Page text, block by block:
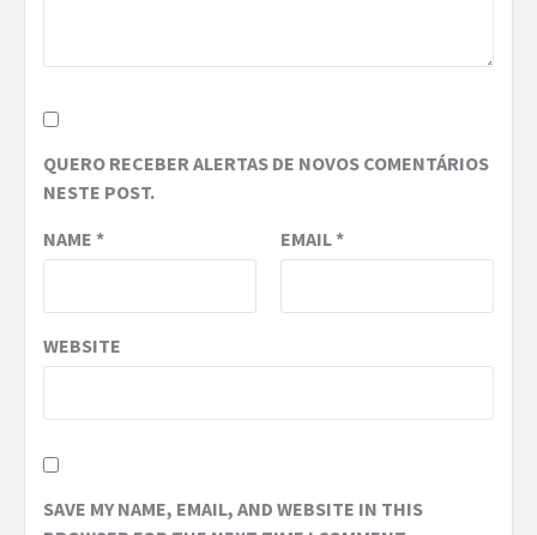
QUERO RECEBER ALERTAS DE NOVOS COMENTÁRIOS
NESTE POST.
NAME * EMAIL*
WEBSITE
SAVE MY NAME, EMAIL, AND WEBSITE IN THIS